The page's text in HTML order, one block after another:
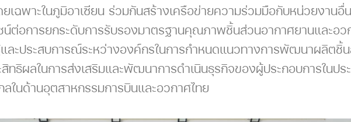
ยเฉพาะในภูมิอาเซียน ร่วมกันสร้างเครือข่ายความร่วมมือกับหน่วยงานอื่
ชน์ต่อการยกระดับการรับรองมาตรฐานคุณภาพชิ้นส่วนอากาศยานและ
ละประสบการณ์ระหว่างองค์กรในการกำหนดแนวทางการพัฒนาผลิตชิ้
ทธิผลในการส่งเสริมและพัฒนาการดำเนินธุรกิจของผู้ประกอบการในป
ในด้านอุตสาหกรรมการบินและอวกาศไทย